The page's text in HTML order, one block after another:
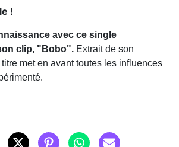
!
avec ce single
clip, "Bobo". Extrait de son
met en avant toutes les influences